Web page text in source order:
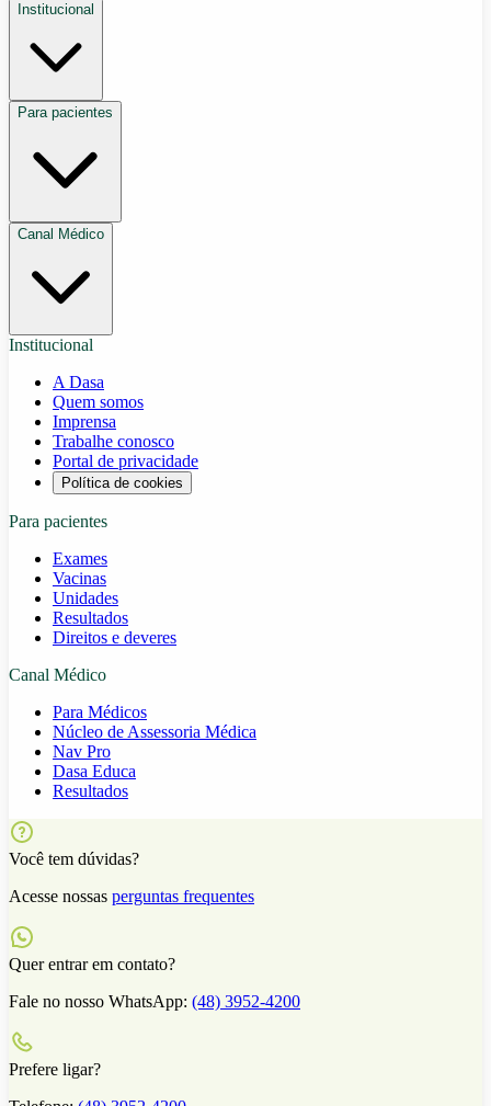
Institucional
Para pacientes
Canal Médico
Institucional
A Dasa
Quem somos
Imprensa
Trabalhe conosco
Portal de privacidade
Política de cookies
Para pacientes
Exames
Vacinas
Unidades
Resultados
Direitos e deveres
Canal Médico
Para Médicos
Núcleo de Assessoria Médica
Nav Pro
Dasa Educa
Resultados
Você tem dúvidas?
Acesse nossas perguntas frequentes
Quer entrar em contato?
Fale no nosso WhatsApp: (48) 3952-4200
Prefere ligar?